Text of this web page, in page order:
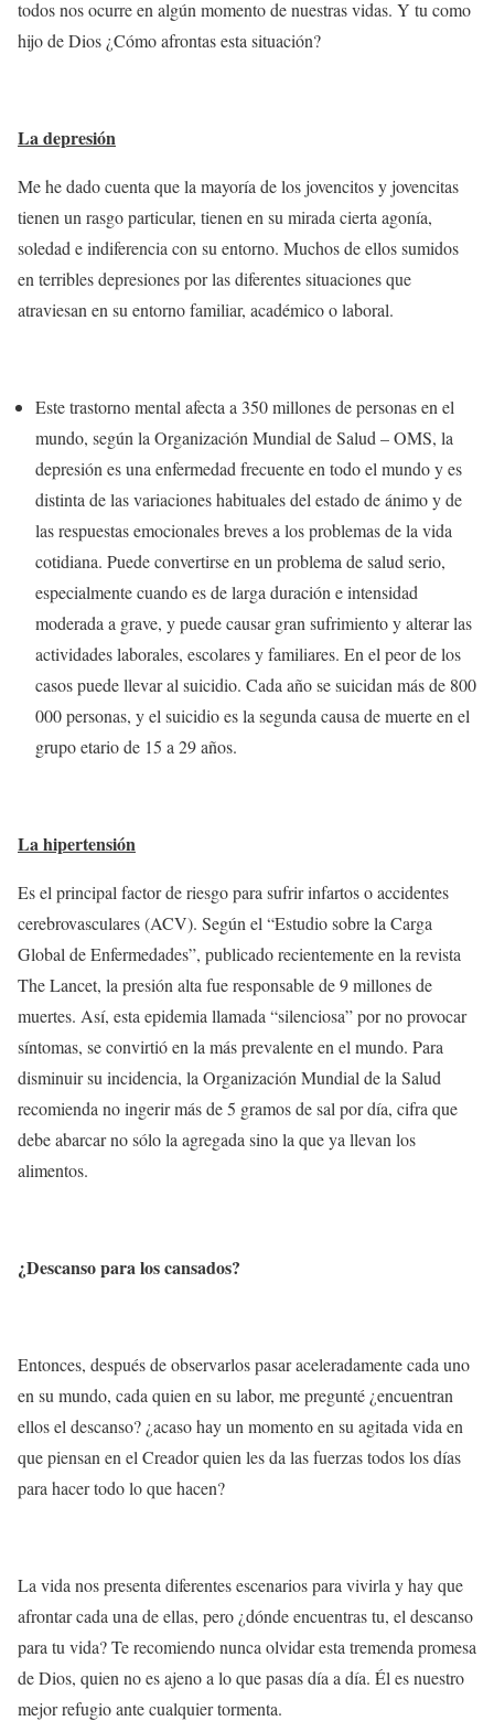
todos nos ocurre en algún momento de nuestras vidas. Y tu como
hijo de Dios ¿Cómo afrontas esta situación?
La depresión
Me he dado cuenta que la mayoría de los jovencitos y jovencitas
tienen un rasgo particular, tienen en su mirada cierta agonía,
soledad e indiferencia con su entorno. Muchos de ellos sumidos
en terribles depresiones por las diferentes situaciones que
atraviesan en su entorno familiar, académico o laboral.
Este trastorno mental afecta a 350 millones de personas en el
mundo, según la Organización Mundial de Salud – OMS, la
depresión es una enfermedad frecuente en todo el mundo y es
distinta de las variaciones habituales del estado de ánimo y de
las respuestas emocionales breves a los problemas de la vida
cotidiana. Puede convertirse en un problema de salud serio,
especialmente cuando es de larga duración e intensidad
moderada a grave, y puede causar gran sufrimiento y alterar las
actividades laborales, escolares y familiares. En el peor de los
casos puede llevar al suicidio. Cada año se suicidan más de 800
000 personas, y el suicidio es la segunda causa de muerte en el
grupo etario de 15 a 29 años.
La hipertensión
Es el principal factor de riesgo para sufrir infartos o accidentes
cerebrovasculares (ACV). Según el “Estudio sobre la Carga
Global de Enfermedades”, publicado recientemente en la revista
The Lancet, la presión alta fue responsable de 9 millones de
muertes. Así, esta epidemia llamada “silenciosa” por no provocar
síntomas, se convirtió en la más prevalente en el mundo. Para
disminuir su incidencia, la Organización Mundial de la Salud
recomienda no ingerir más de 5 gramos de sal por día, cifra que
debe abarcar no sólo la agregada sino la que ya llevan los
alimentos.
¿Descanso para los cansados?
Entonces, después de observarlos pasar aceleradamente cada uno
en su mundo, cada quien en su labor, me pregunté ¿encuentran
ellos el descanso? ¿acaso hay un momento en su agitada vida en
que piensan en el Creador quien les da las fuerzas todos los días
para hacer todo lo que hacen?
La vida nos presenta diferentes escenarios para vivirla y hay que
afrontar cada una de ellas, pero ¿dónde encuentras tu, el descanso
para tu vida? Te recomiendo nunca olvidar esta tremenda promesa
de Dios, quien no es ajeno a lo que pasas día a día. Él es nuestro
mejor refugio ante cualquier tormenta.